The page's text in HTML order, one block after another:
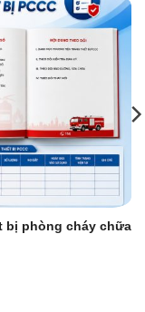
bị phòng cháy chữa